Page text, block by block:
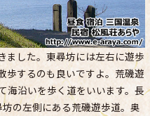
ました。東尋坊には左右に遊歩
歩するのも良いですよ。荒磯遊
海沿いを歩く道をいいます。長
の左側にある荒磯遊歩道。奥